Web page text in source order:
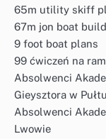
65m utility skiff
67m jon boat
9 foot boat plans
99 ćwiczeń na
Absolwenci
Gieysztora w
Absolwenci
Lwowie